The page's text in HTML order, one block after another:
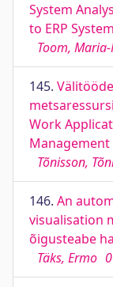
System
to ERP System
Toom,
145.
Work
Management
Tõnisson,
146. An
visualisation
õigusteabe
Täks, Ermo